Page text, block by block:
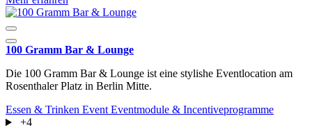
100 Gramm Bar & Lounge
Die 100 Gramm Bar & Lounge ist eine stylishe Eventlocation am
Rosenthaler Platz in Berlin Mitte.
Essen & Trinken Event Eventmodule & Incentiveprogramme
+4